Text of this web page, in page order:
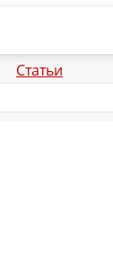
Статьи